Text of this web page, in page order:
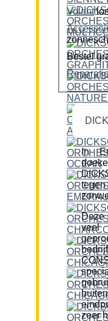
Volant
Bestel
In
Deze
veel
zeer